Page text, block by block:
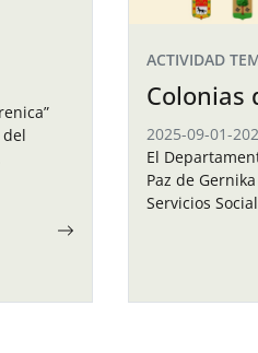
ACTIVIDAD
Colonias
2025-09-01-
El
Paz de
Servicios